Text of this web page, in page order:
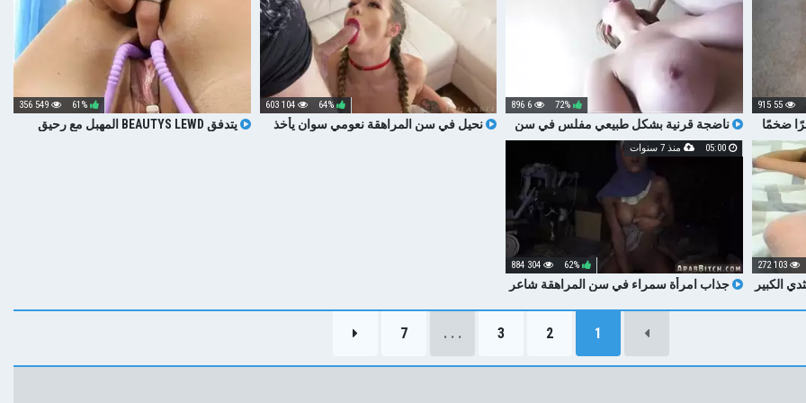
ضخمًا
55 915
ناضجة قرنية بشكل طبيعي مفلس في سن
المراهقة يحصل على اللعنة جيدة مع الديك
CREAMPIE الشرج شاعر المليون
نحيل في سن المراهقة نعومي سوان يأخذ
64%
104 603
يتدفق BEAUTYS LEWD المهبل مع رحيق
الكبير
103 272
جذاب امرأة سمراء في سن المراهقة شاعر
05:00 منذ 7 سنوات
1
2
3
. . .
7